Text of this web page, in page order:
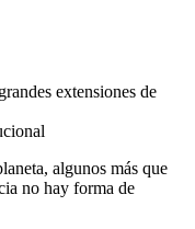
extensiones de
algunos más que
no hay forma de